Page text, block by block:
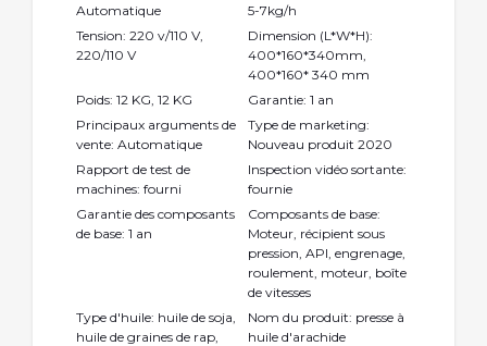
Automatique
5-7kg/h
Tension: 220 v/110 V,
220/110 V
Dimension (L*W*H):
400*160*340mm,
400*160* 340 mm
Poids: 12 KG, 12 KG
Garantie: 1 an
Principaux arguments de
vente: Automatique
Type de marketing:
Nouveau produit 2020
Rapport de test de
machines: fourni
Inspection vidéo sortante:
fournie
Garantie des composants
de base: 1 an
Composants de base:
Moteur, récipient sous
pression, API, engrenage,
roulement, moteur, boîte
de vitesses
Type d'huile: huile de soja,
huile de graines de rap,
Nom du produit: presse à
huile d'arachide